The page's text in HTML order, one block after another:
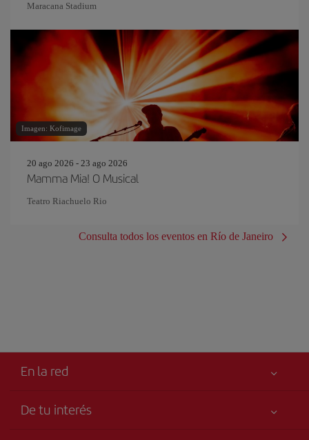
Maracana Stadium
Imagen: Kofimage
20 ago 2026 - 23 ago 2026
Mamma Mia! O Musical
Teatro Riachuelo Rio
Consulta todos los eventos en Río de Janeiro
En la red
De tu interés